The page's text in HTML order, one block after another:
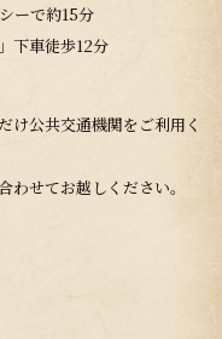
ーで約15分
下車徒歩12分
け公共交通機関をご利用く
せてお越しください。